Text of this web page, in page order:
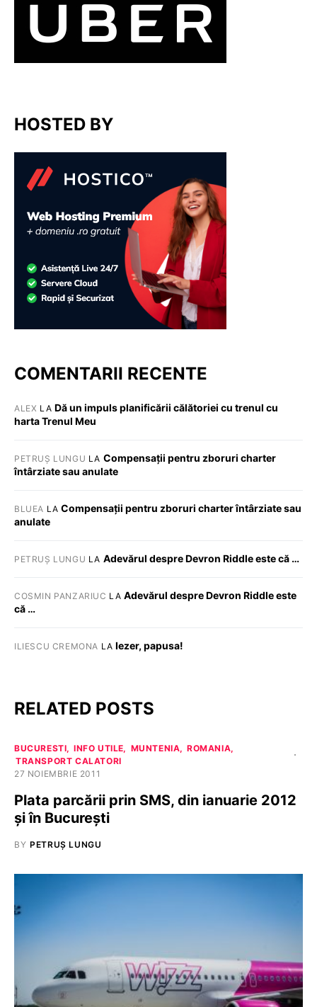
HOSTED BY
COMENTARII RECENTE
ALEX LA Dă un impuls planificării călătoriei cu trenul cu
harta Trenul Meu
PETRUȘ LUNGU LA Compensații pentru zboruri charter
întârziate sau anulate
BLUEA LACompensații pentru zboruri charter întârziate sau
anulate
PETRUȘ LUNGU LA Adevărul despre Devron Riddle este că …
COSMIN PANZARIUC LA Adevărul despre Devron Riddle este
că …
ILIESCU CREMONA LA Iezer, papusa!
RELATED POSTS
BUCURESTI INFO UTILE MUNTENIA
ROMANIA
TRANSPORT CALATORI
27 NOIEMBRIE 2011
Plata parcării prin SMS, din ianuarie 2012
și în București
BY PETRUȘ LUNGU